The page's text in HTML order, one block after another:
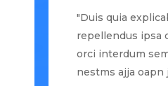
"Duis quia
repellendus ipsa
orci interdum
nestms ajja oapn